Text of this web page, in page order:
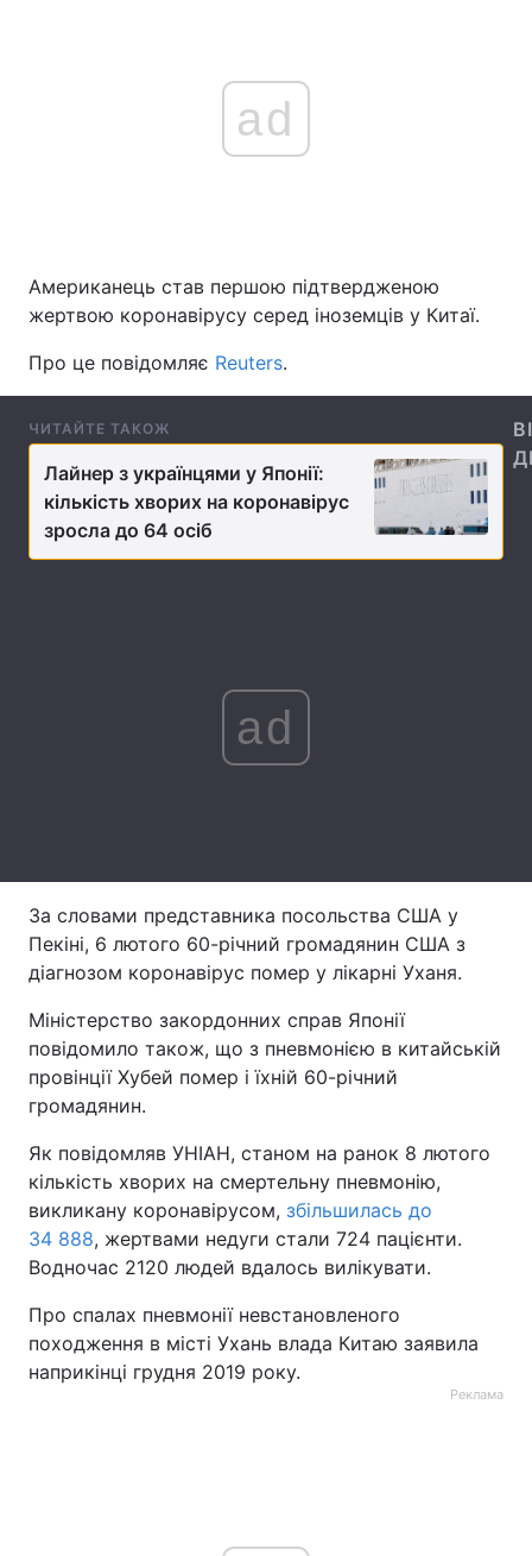
Україна Політика
Спорт Наука
Техно і зв'язок Лайт
Погода
Регіони
Інтерв'ю Думки
Контакти
Послуги
Тема оформлення
ad
Американець став першою підтвердженою
жертвою коронавірусу серед іноземців у Китаї.
Про це повідомляє Reuters.
ЧИТАЙТЕ ТАКОЖ
Лайнер з українцями у Японії:
кількість хворих на коронавірус
зросла до 64 осіб
ad
За словами представника посольства США у
Пекіні, 6 лютого 60-річний громадянин США з
діагнозом коронавірус помер у лікарні Уханя.
Міністерство закордонних справ Японії
повідомило також, що з пневмонією в китайській
провінції Хубей помер і їхній 60-річний
громадянин.
Як повідомляв УНІАН, станом на ранок 8 лютого
кількість хворих на смертельну пневмонію,
викликану коронавірусом, збільшилась до
34 888, жертвами недуги стали 724 пацієнти.
Водночас 2120 людей вдалось вилікувати.
Про спалах пневмонії невстановленого
походження в місті Ухань влада Китаю заявила
наприкінці грудня 2019 року.
Реклама